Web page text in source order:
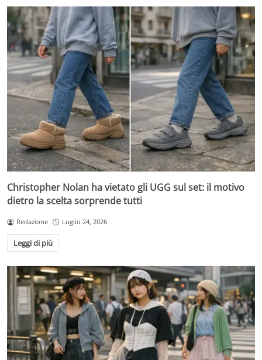
Christopher Nolan ha vietato gli UGG sul set: il motivo
dietro la scelta sorprende tutti
Redazione Luglio 24, 2026
Leggi di più